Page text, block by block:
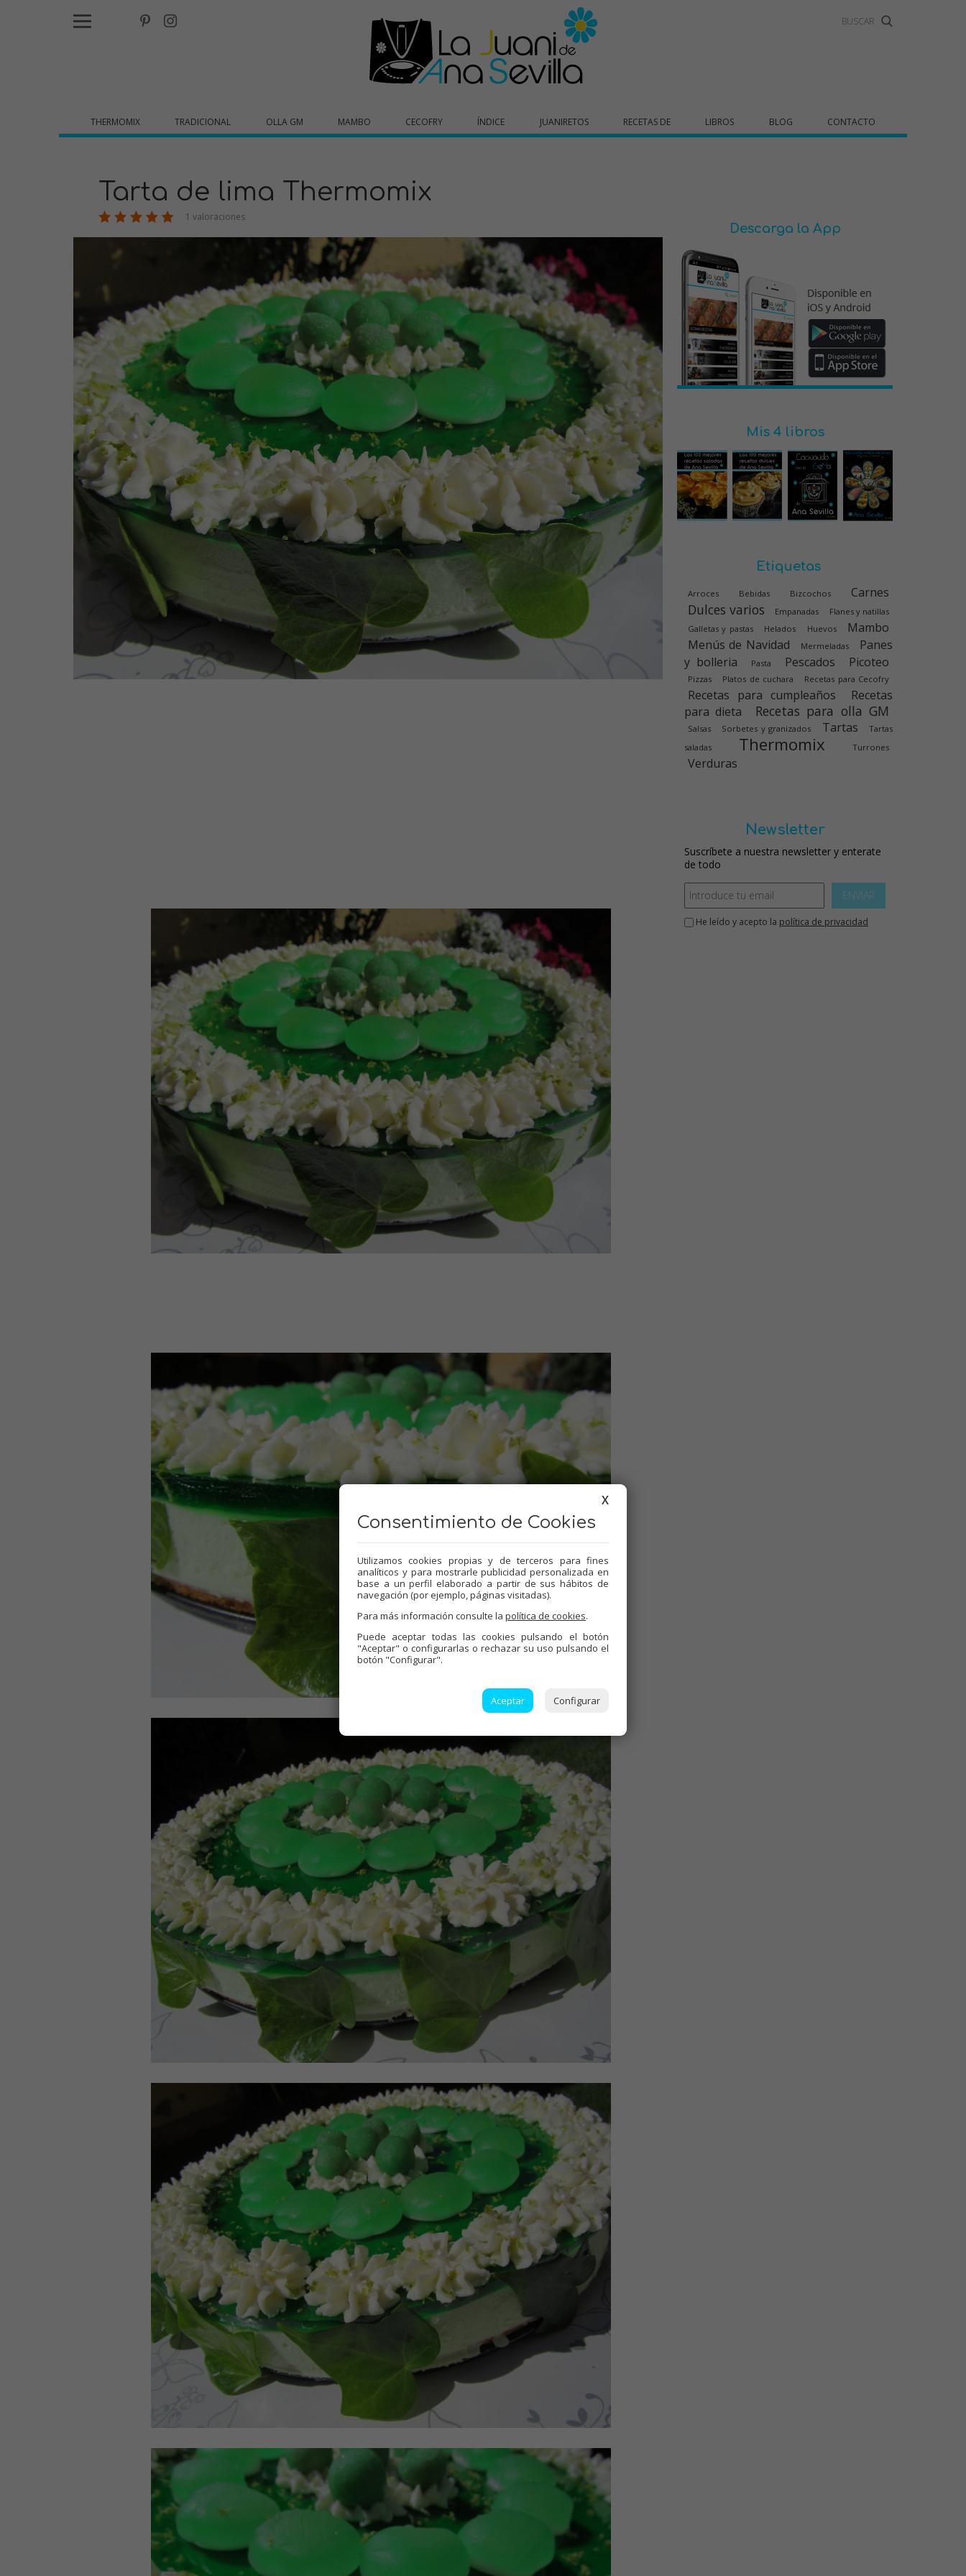
THERMOMIX TRADICIONAL OLLA GM MAMBO CECOFRY ÍNDICE JUANIRETOS RECETAS DE LIBROS BLOG CONTACTO
Tarta de lima Thermomix
1 valoraciones
Descarga la App
Mis 4 libros
Etiquetas
Arroces Bebidas Bizcochos Carnes
Dulces varios Empanadas
Flanes y natillas
Galletas y pastas
Helados Huevos
Mambo
Menús de Navidad
Mermeladas
Panes
y bolleria
Pasta Pescados Picoteo
Pizzas Platos de cuchara Recetas para Cecofry
Recetas para cumpleaños
Recetas
para dieta
Recetas para olla GM
Salsas Sorbetes y granizados Tartas
Tartas
saladas
Thermomix Turrones
Verduras
Newsletter
Suscríbete a nuestra newsletter y enterate
de todo
ENVIAR
He leído y acepto la política de privacidad
X
Consentimiento de Cookies
Utilizamos cookies propias y de terceros para fines
analíticos y para mostrarle publicidad personalizada en
base a un perfil elaborado a partir de sus hábitos de
navegación (por ejemplo, páginas visitadas).
Para más información consulte la política de cookies.
Puede aceptar todas las cookies pulsando el botón
"Aceptar" o configurarlas o rechazar su uso pulsando el
botón "Configurar".
Aceptar Configurar